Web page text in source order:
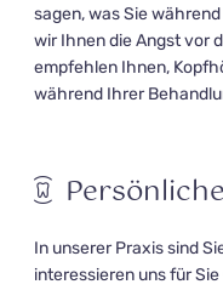
sagen, was Sie
wir Ihnen die Angst vor
empfehlen Ihnen,
während Ihrer
In unserer Praxis sind
interessieren uns für